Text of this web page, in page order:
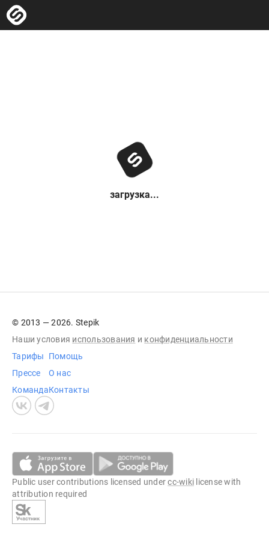
загрузка...
© 2013 — 2026. Stepik
Наши условия использования и конфиденциальности
Тарифы
Прессе
Команда
Помощь
О нас
Контакты
Public user contributions licensed undercc-wiki license with
attribution required